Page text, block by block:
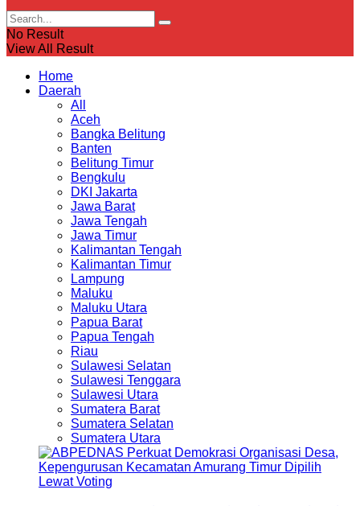
No Result
View All Result
Home
Daerah
All
Aceh
Bangka Belitung
Banten
Belitung Timur
Bengkulu
DKI Jakarta
Jawa Barat
Jawa Tengah
Jawa Timur
Kalimantan Tengah
Kalimantan Timur
Lampung
Maluku
Maluku Utara
Papua Barat
Papua Tengah
Riau
Sulawesi Selatan
Sulawesi Tenggara
Sulawesi Utara
Sumatera Barat
Sumatera Selatan
Sumatera Utara